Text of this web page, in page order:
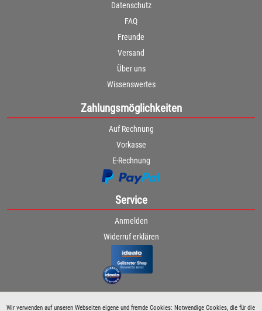
Wir verwenden auf unseren Webseiten eigene und fremde Cookies: Notwendige Cookies, die für die
Datenschutz
FAQ
Freunde
Versand
Über uns
Wissenswertes
Zahlungsmöglichkeiten
Auf Rechnung
Vorkasse
E-Rechnung
Service
Anmelden
Widerruf erklären